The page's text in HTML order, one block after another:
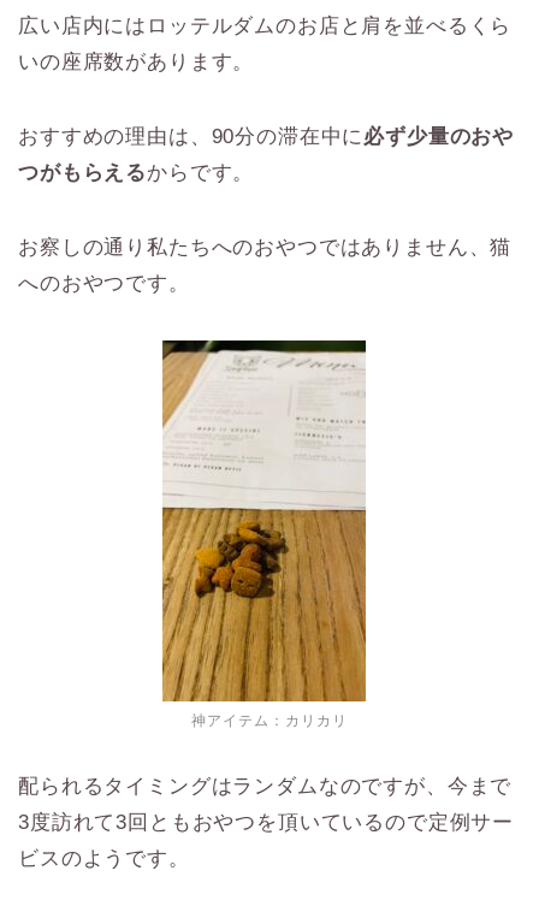
広い店内にはロッテルダムのお店と肩を並べるくら
いの座席数があります。
おすすめの理由は、90分の滞在中に必ず少量のおや
つがもらえるからです。
お察しの通り私たちへのおやつではありません、猫
へのおやつです。
神アイテム：カリカリ
配られるタイミングはランダムなのですが、今まで
3度訪れて3回ともおやつを頂いているので定例サー
ビスのようです。